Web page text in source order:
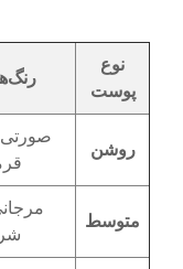
نوع
پوست
روشن
صورتی
متوسط